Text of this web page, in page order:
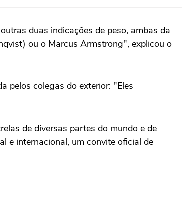
duas indicações de peso, ambas da
ou o Marcus Armstrong", explicou o
pelos colegas do exterior: "Eles
de diversas partes do mundo e de
e internacional, um convite oficial de